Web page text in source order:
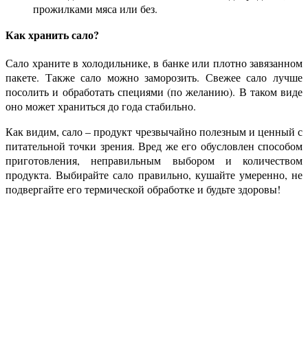
прожилками мяса или без.
Как хранить сало?
Сало храните в холодильнике, в банке или плотно завязанном
пакете. Также сало можно заморозить. Свежее сало лучше
посолить и обработать специями (по желанию). В таком виде
оно может храниться до года стабильно.
Как видим, сало – продукт чрезвычайно полезным и ценный с
питательной точки зрения. Вред же его обусловлен способом
приготовления, неправильным выбором и количеством
продукта. Выбирайте сало правильно, кушайте умеренно, не
подвергайте его термической обработке и будьте здоровы!